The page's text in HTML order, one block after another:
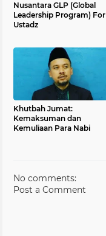
Nusantara GLP (Global
Leadership Program) For
Ustadz
Khutbah Jumat:
Kemaksuman dan
Kemuliaan Para Nabi
No comments:
Post a Comment